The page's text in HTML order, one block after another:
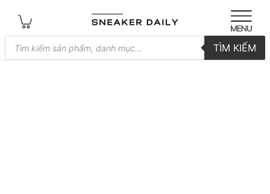
Tìm
kiếm
sản
TÌM KIẾM